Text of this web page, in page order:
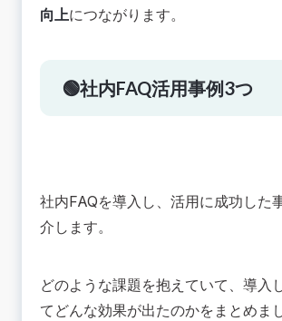
向上につながります。
🟢社内FAQ活用事例3つ
社内FAQを導入し、活用に成功した
介します。
どのような課題を抱えていて、導入
てどんな効果が出たのかをまとめまし